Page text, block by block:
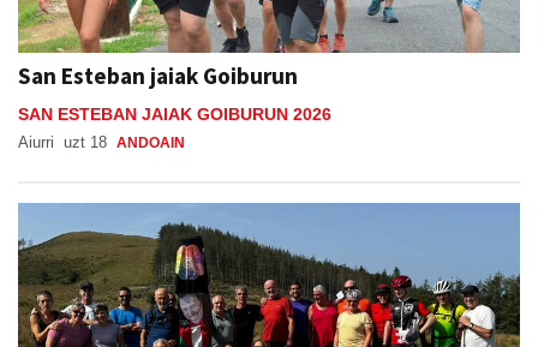
San Esteban jaiak Goiburun
SAN ESTEBAN JAIAK GOIBURUN 2026
Aiurri uzt 18 ANDOAIN